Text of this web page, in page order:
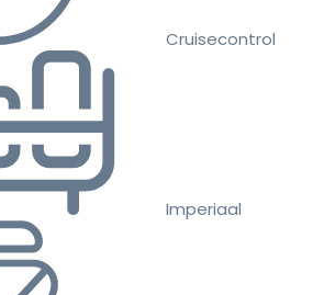
Cruisecontrol
Imperiaal